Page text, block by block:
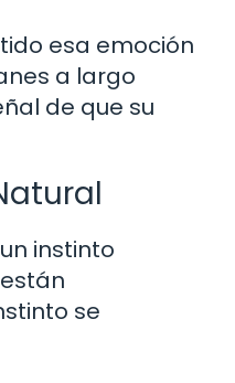
esa emoción
a largo
de que su
instinto
se